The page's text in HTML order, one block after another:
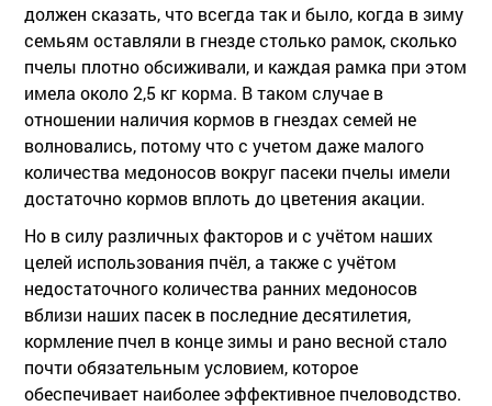
должен сказать, что всегда так и было, когда в зиму
семьям оставляли в гнезде столько рамок, сколько
пчелы плотно обсиживали, и каждая рамка при этом
имела около 2,5 кг корма. В таком случае в
отношении наличия кормов в гнездах семей не
волновались, потому что с учетом даже малого
количества медоносов вокруг пасеки пчелы имели
достаточно кормов вплоть до цветения акации.
Но в силу различных факторов и с учётом наших
целей использования пчёл, а также с учётом
недостаточного количества ранних медоносов
вблизи наших пасек в последние десятилетия,
кормление пчел в конце зимы и рано весной стало
почти обязательным условием, которое
обеспечивает наиболее эффективное пчеловодство.